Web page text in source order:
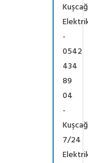
-
0542
434
89
04
-
7/24